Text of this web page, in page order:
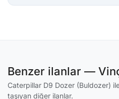
Benzer ilanlar —
Caterpillar D9 Dozer (Buldozer)
taşıyan diğer ilanlar.